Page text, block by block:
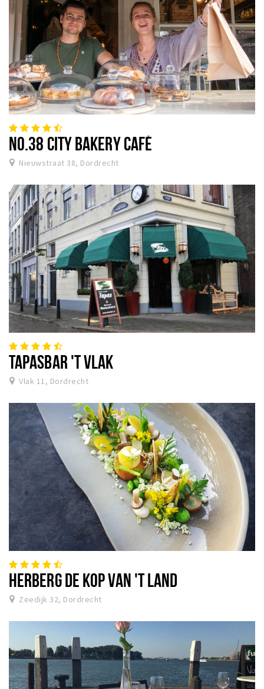
NO.38 CITY BAKERY CAFÉ
Nieuwstraat 38, Dordrecht
TAPASBAR 'T VLAK
Vlak 11, Dordrecht
HERBERG DE KOP VAN 'T LAND
Zeedijk 32, Dordrecht